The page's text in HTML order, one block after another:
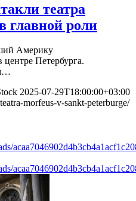
театра
главной роли
Америку
Петербурга.
2025-07-29T18:00:00+03:00
morfeus-v-sankt-peterburge/